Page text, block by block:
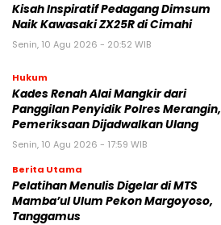
Kisah Inspiratif Pedagang Dimsum
Naik Kawasaki ZX25R di Cimahi
Senin, 10 Agu 2026 - 20:52 WIB
Hukum
Kades Renah Alai Mangkir dari
Panggilan Penyidik Polres Merangin,
Pemeriksaan Dijadwalkan Ulang
Senin, 10 Agu 2026 - 17:59 WIB
Berita Utama
Pelatihan Menulis Digelar di MTS
Mamba’ul Ulum Pekon Margoyoso,
Tanggamus